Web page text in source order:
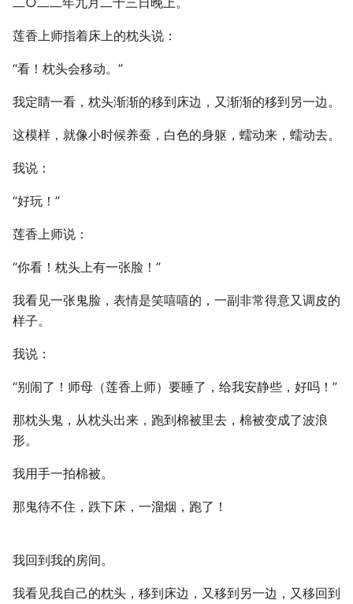
莲香上师指着床上的枕头说：
“看！枕头会移动。”
我定睛一看，枕头渐渐的移到床边，又渐渐的移到另一边。
这模样，就像小时候养蚕，白色的身躯，蠕动来，蠕动去。
我说：
“好玩！”
莲香上师说：
“你看！枕头上有一张脸！”
我看见一张鬼脸，表情是笑嘻嘻的，一副非常得意又调皮的
样子。
我说：
“别闹了！师母（莲香上师）要睡了，给我安静些，好吗！”
那枕头鬼，从枕头出来，跑到棉被里去，棉被变成了波浪
形。
我用手一拍棉被。
那鬼待不住，跌下床，一溜烟，跑了！
我回到我的房间。
我看见我自己的枕头，移到床边，又移到另一边，又移回到